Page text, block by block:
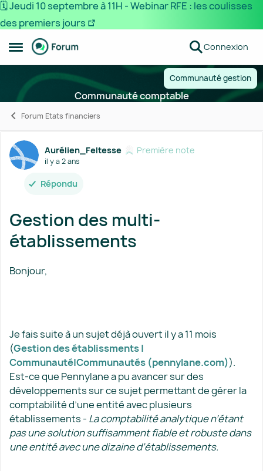
🗓️ Jeudi 10 septembre à 11H - Webinar RFE : les coulisses
des premiers jours
Ouvrir Menu Latéral
Passer au contenu Connexion
Communauté gestion
Communauté comptable
Forum Etats financiers
Forum Discussion
Aurélien_Feltesse Première note
il y a 2 ans
Répondu
Gestion des multi-
établissements
Bonjour,
Je fais suite à un sujet déjà ouvert il y a 11 mois
(Gestion des établissments |
Communauté|Communautés (pennylane.com)).
Est-ce que Pennylane a pu avancer sur des
développements sur ce sujet permettant de gérer la
comptabilité d’une entité avec plusieurs
établissements - La comptabilité analytique n’étant
pas une solution suffisamment fiable et robuste dans
une entité avec une dizaine d’établissements.